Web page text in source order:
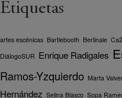
Etiquetas
artes escénicas Bartlebooth Berlinale
DiálogoSUR Enrique Radigales
Ramos-Yzquierdo Marta
Hernández Selina Blasco Sopa